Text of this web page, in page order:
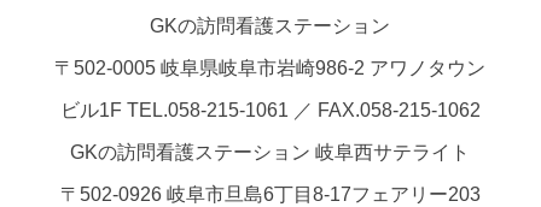
GKの訪問看護ステーション
〒502-0005 岐阜県岐阜市岩崎986-2 アワノタウン
ビル1F TEL.058-215-1061 ／ FAX.058-215-1062
GKの訪問看護ステーション 岐阜西サテライト
〒502-0926 岐阜市旦島6丁目8-17フェアリー203